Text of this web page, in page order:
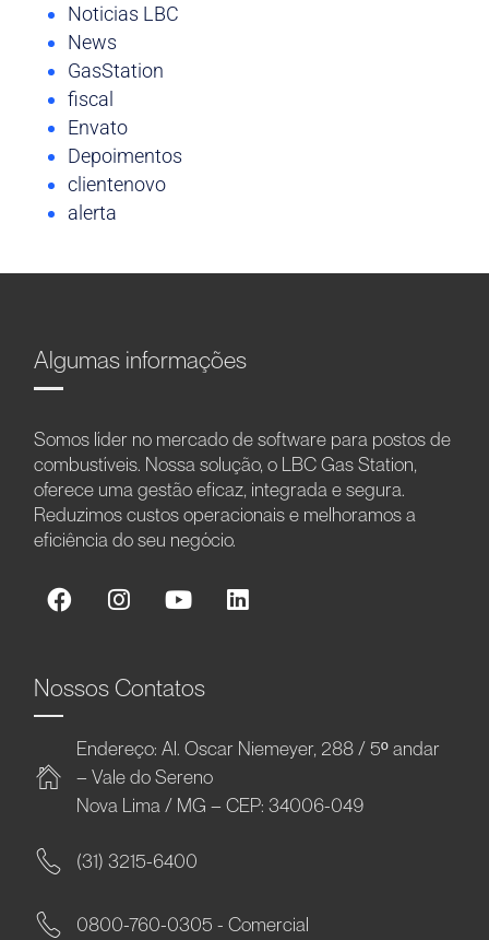
Noticias LBC
News
GasStation
fiscal
Envato
Depoimentos
clientenovo
alerta
Algumas informações
Somos líder no mercado de software para postos de
combustíveis. Nossa solução, o LBC Gas Station,
oferece uma gestão eficaz, integrada e segura.
Reduzimos custos operacionais e melhoramos a
eficiência do seu negócio.
Nossos Contatos
Endereço: Al. Oscar Niemeyer, 288 / 5º andar
– Vale do Sereno
Nova Lima / MG – CEP: 34006-049
(31) 3215-6400
0800-760-0305 - Comercial